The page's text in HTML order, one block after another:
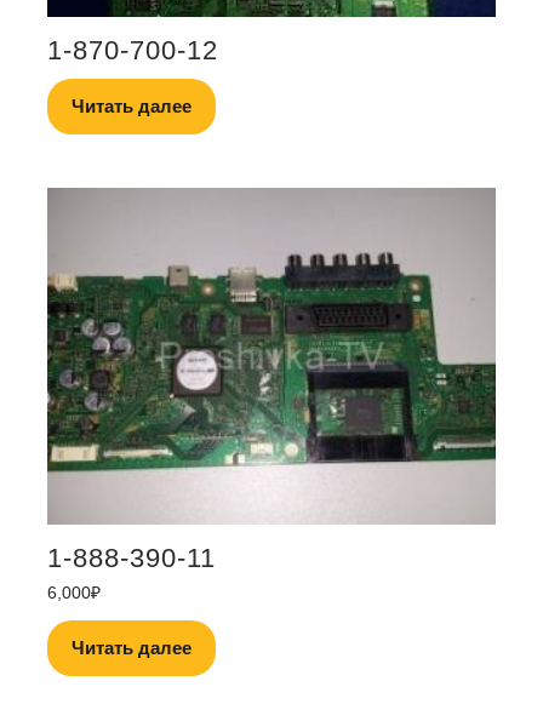
1-870-700-12
Читать далее
1-888-390-11
6,000₽
Читать далее